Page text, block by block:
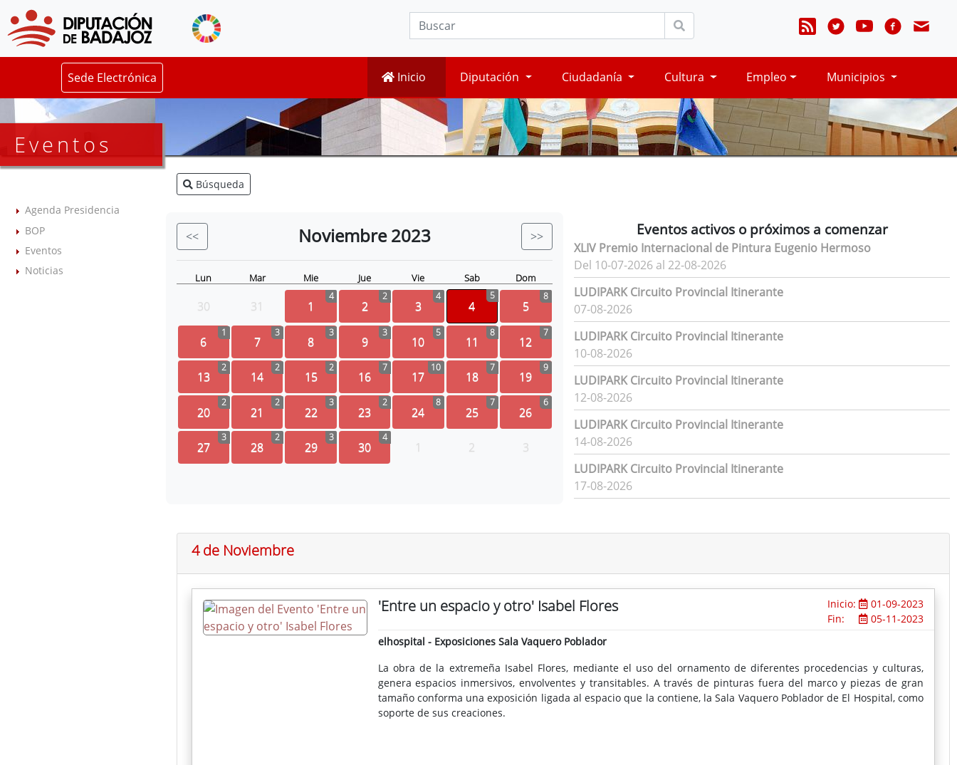
Sede Electrónica Inicio Diputación Ciudadanía Cultura Empleo Municipios
Eventos
Agenda Presidencia
BOP
Eventos
Noticias
Búsqueda
<< Noviembre 2023 >>
Lun Mar Mie Jue Vie Sab Dom
30 31 1
4
2
2
3
4
4
5
5
8
6
1
7
3
8
3
9
3
10
5
11
8
12
7
13
2
14
2
15
2
16
7
17
10
18
7
19
9
20
2
21
2
22
3
23
2
24
8
25
7
26
6
27
3
28
2
29
3
30
4
1 2 3
Eventos activos o próximos a comenzar
XLIV Premio Internacional de Pintura Eugenio Hermoso
Del 10-07-2026 al 22-08-2026
LUDIPARK Circuito Provincial Itinerante
07-08-2026
LUDIPARK Circuito Provincial Itinerante
10-08-2026
LUDIPARK Circuito Provincial Itinerante
12-08-2026
LUDIPARK Circuito Provincial Itinerante
14-08-2026
LUDIPARK Circuito Provincial Itinerante
17-08-2026
4 de Noviembre
'Entre un espacio y otro' Isabel Flores Inicio:
01-09-2023
Fin:
05-11-2023
elhospital - Exposiciones Sala Vaquero Poblador
La obra de la extremeña Isabel Flores, mediante el uso del ornamento de diferentes procedencias y culturas,
genera espacios inmersivos, envolventes y transitables. A través de pinturas fuera del marco y piezas de gran
tamaño conforma una exposición ligada al espacio que la contiene, la Sala Vaquero Poblador de El Hospital, como
soporte de sus creaciones.